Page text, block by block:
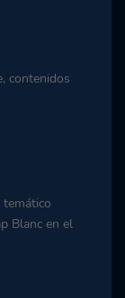
contenidos
Blanc en el